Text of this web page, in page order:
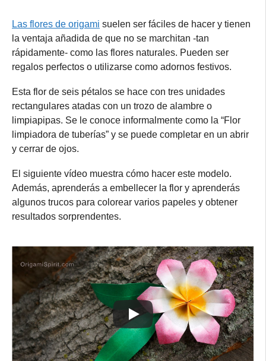
Las flores de origami suelen ser fáciles de hacer y tienen
la ventaja añadida de que no se marchitan -tan
rápidamente- como las flores naturales. Pueden ser
regalos perfectos o utilizarse como adornos festivos.
Esta flor de seis pétalos se hace con tres unidades
rectangulares atadas con un trozo de alambre o
limpiapipas. Se le conoce informalmente como la “Flor
limpiadora de tuberías” y se puede completar en un abrir
y cerrar de ojos.
El siguiente vídeo muestra cómo hacer este modelo.
Además, aprenderás a embellecer la flor y aprenderás
algunos trucos para colorear varios papeles y obtener
resultados sorprendentes.